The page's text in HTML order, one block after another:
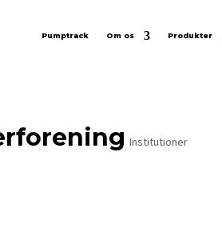
Pumptrack Om os Produkter
Institutioner